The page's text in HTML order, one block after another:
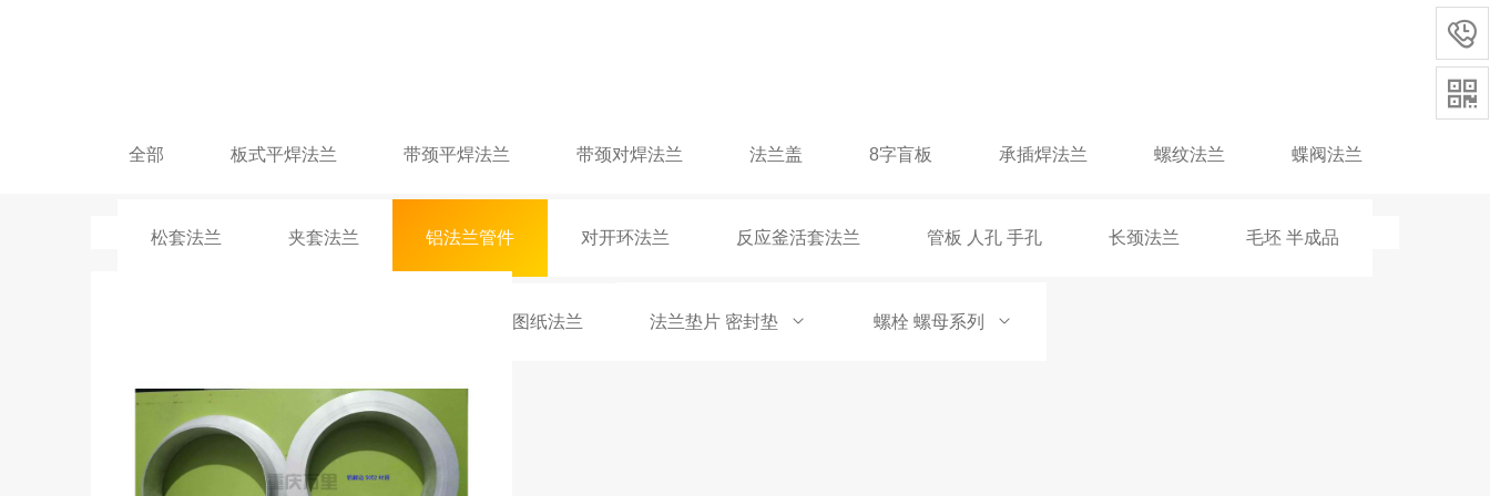
全部 板式平焊法兰 带颈平焊法兰 带颈对焊法兰 法兰盖 8字盲板 承插焊法兰 螺纹法兰 蝶阀法兰
松套法兰 夹套法兰 铝法兰管件 对开环法兰 反应釜活套法兰 管板 人孔 手孔 长颈法兰 毛坯 半成品
非标图纸法兰 法兰垫片 密封垫 螺栓 螺母系列

